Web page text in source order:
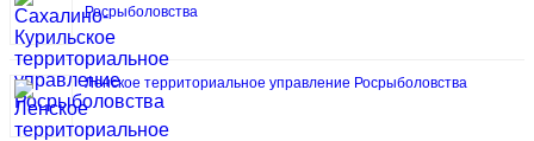
Росрыболовства
Ленское территориальное управление Росрыболовства